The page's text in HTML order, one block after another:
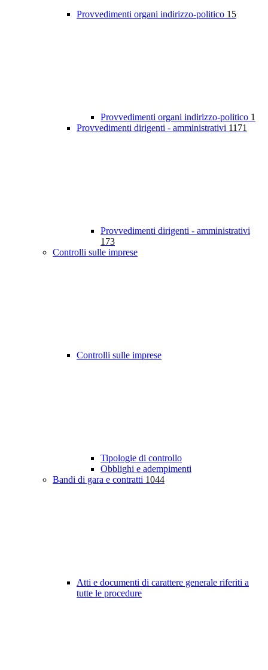
Provvedimenti organi indirizzo-politico 15
Provvedimenti organi indirizzo-politico 1
Provvedimenti dirigenti - amministrativi 1171
Provvedimenti dirigenti - amministrativi
173
Controlli sulle imprese
Controlli sulle imprese
Tipologie di controllo
Obblighi e adempimenti
Bandi di gara e contratti 1044
Atti e documenti di carattere generale riferiti a
tutte le procedure